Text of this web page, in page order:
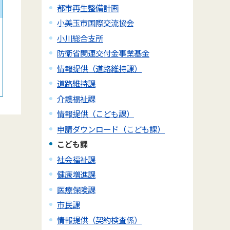
都市再生整備計画
小美玉市国際交流協会
小川総合支所
防衛省関連交付金事業基金
情報提供（道路維持課）
道路維持課
介護福祉課
情報提供（こども課）
申請ダウンロード（こども課）
こども課
社会福祉課
健康増進課
医療保険課
市民課
情報提供（契約検査係）